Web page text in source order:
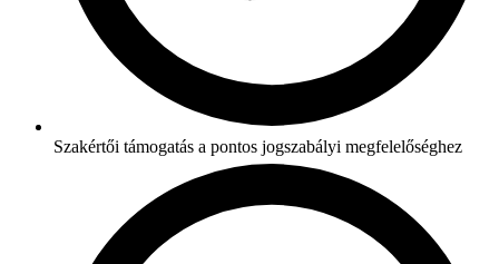
Szakértői támogatás a pontos jogszabályi megfelelőséghez